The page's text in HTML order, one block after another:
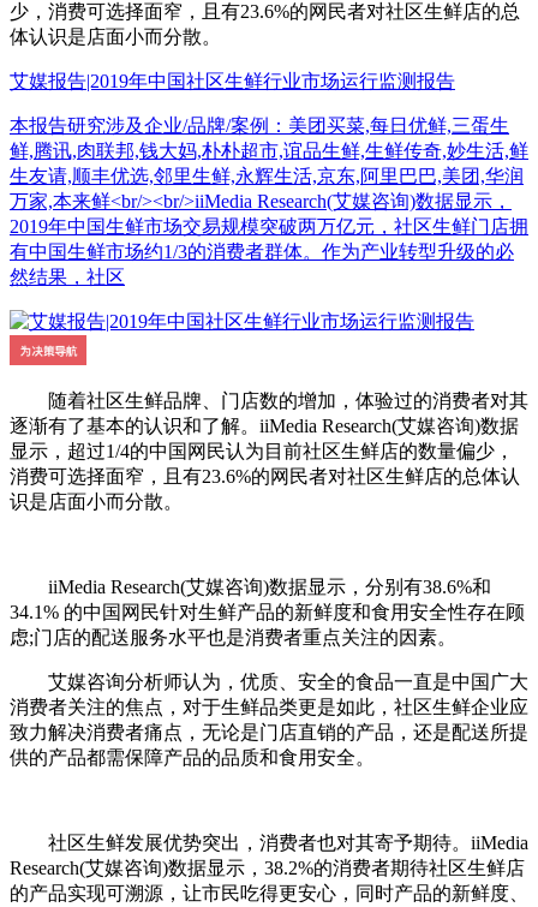
少，消费可选择面窄，且有23.6%的网民者对社区生鲜店的总
体认识是店面小而分散。
艾媒报告|2019年中国社区生鲜行业市场运行监测报告
本报告研究涉及企业/品牌/案例：美团买菜,每日优鲜,三蛋生
鲜,腾讯,肉联邦,钱大妈,朴朴超市,谊品生鲜,生鲜传奇,妙生活,鲜
生友请,顺丰优选,邻里生鲜,永辉生活,京东,阿里巴巴,美团,华润
万家,本来鲜<br/><br/>iiMedia Research(艾媒咨询)数据显示，
2019年中国生鲜市场交易规模突破两万亿元，社区生鲜门店拥
有中国生鲜市场约1/3的消费者群体。作为产业转型升级的必
然结果，社区
随着社区生鲜品牌、门店数的增加，体验过的消费者对其
逐渐有了基本的认识和了解。iiMedia Research(艾媒咨询)数据
显示，超过1/4的中国网民认为目前社区生鲜店的数量偏少，
消费可选择面窄，且有23.6%的网民者对社区生鲜店的总体认
识是店面小而分散。
iiMedia Research(艾媒咨询)数据显示，分别有38.6%和
34.1% 的中国网民针对生鲜产品的新鲜度和食用安全性存在顾
虑;门店的配送服务水平也是消费者重点关注的因素。
艾媒咨询分析师认为，优质、安全的食品一直是中国广大
消费者关注的焦点，对于生鲜品类更是如此，社区生鲜企业应
致力解决消费者痛点，无论是门店直销的产品，还是配送所提
供的产品都需保障产品的品质和食用安全。
社区生鲜发展优势突出，消费者也对其寄予期待。iiMedia
Research(艾媒咨询)数据显示，38.2%的消费者期待社区生鲜店
的产品实现可溯源，让市民吃得更安心，同时产品的新鲜度、